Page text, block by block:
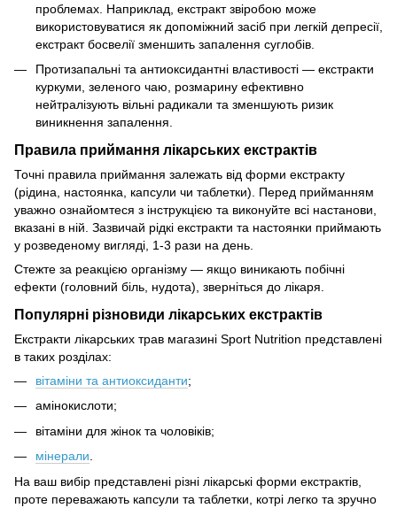
проблемах. Наприклад, екстракт звіробою може
використовуватися як допоміжний засіб при легкій депресії,
екстракт босвелії зменшить запалення суглобів.
Протизапальні та антиоксидантні властивості — екстракти
куркуми, зеленого чаю, розмарину ефективно
нейтралізують вільні радикали та зменшують ризик
виникнення запалення.
Правила приймання лікарських екстрактів
Точні правила приймання залежать від форми екстракту
(рідина, настоянка, капсули чи таблетки). Перед прийманням
уважно ознайомтеся з інструкцією та виконуйте всі настанови,
вказані в ній. Зазвичай рідкі екстракти та настоянки приймають
у розведеному вигляді, 1-3 рази на день.
Стежте за реакцією організму — якщо виникають побічні
ефекти (головний біль, нудота), зверніться до лікаря.
Популярні різновиди лікарських екстрактів
Екстракти лікарських трав магазині Sport Nutrition представлені
в таких розділах:
вітаміни та антиоксиданти;
амінокислоти;
вітаміни для жінок та чоловіків;
мінерали.
На ваш вибір представлені різні лікарські форми екстрактів,
проте переважають капсули та таблетки, котрі легко та зручно